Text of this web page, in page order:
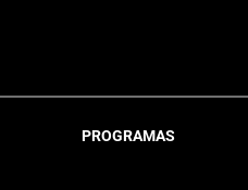
PROGRAMAS